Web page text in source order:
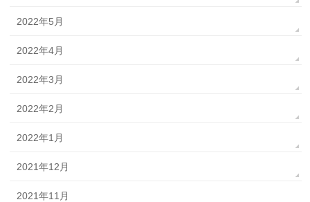
2022年5月
2022年4月
2022年3月
2022年2月
2022年1月
2021年12月
2021年11月